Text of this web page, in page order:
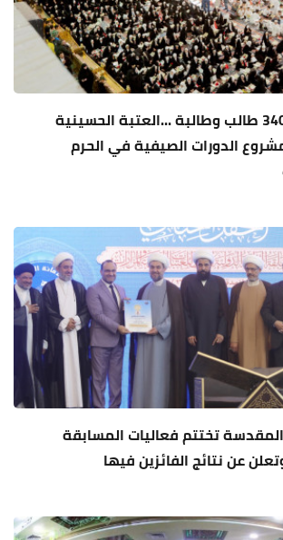
بحضور أكثر من 3400 طالب وطالبة ...العتبة الحسينية
الدورات الصيفية في الحرم
تختتم فعاليات المسابقة
عن نتائج الفائزين فيها